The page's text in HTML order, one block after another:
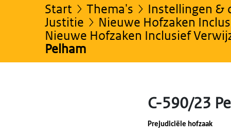
Start Thema's Instellingen &
Justitie
Nieuwe Hofzaken
Nieuwe Hofzaken Inclusief
Pelham
C-590/23
Prejudiciële hofzaak